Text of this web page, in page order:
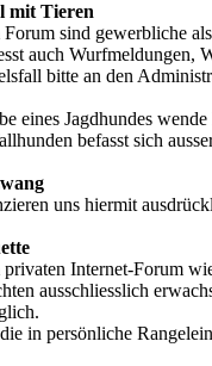
mit Tieren
Forum sind gewerbliche
auch Wurfmeldungen,
bitte an den
eines Jagdhundes
befasst sich
uns hiermit
privaten Internet-Forum
ausschliesslich
in persönliche